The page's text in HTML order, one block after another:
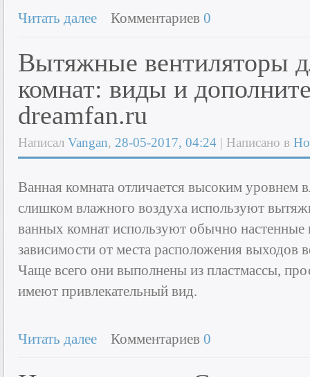
Читать далее Комментариев 0
Вытяжные вентиляторы
комнат: виды и
dreamfan.ru
Написал Vangan, 28-05-2017, 04:24 | Написано в
Ванная комната отличается высоким уровнем
слишком влажного воздуха используют
ванных комнат используют обычно
зависимости от места расположения выходов
Чаще всего они выполнены из пластмассы,
имеют привлекательный вид.
Читать далее Комментариев 0